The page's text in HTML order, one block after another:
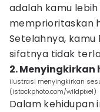
adalah kamu
memprioritaskan
Setelahnya,
sifatnya tidak
2.
ilustrasi menyingkirkan
(istockphoto.com/wildpixel)
Dalam kehidupan